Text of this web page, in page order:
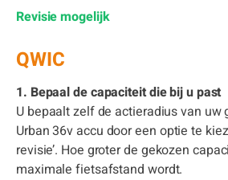
Revisie mogelijk
QWIC
1. Bepaal de capaciteit die bij u past
U bepaalt zelf de actieradius van uw
Urban 36v accu door een optie te
revisie’. Hoe groter de gekozen
maximale fietsafstand wordt.